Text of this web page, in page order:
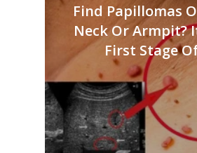
Find Papillomas
Neck Or Armpit?
First Stage